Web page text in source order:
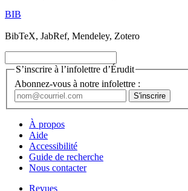
BIB
BibTeX, JabRef, Mendeley, Zotero
S’inscrire à l’infolettre d’Érudit
Abonnez-vous à notre infolettre :
À propos
Aide
Accessibilité
Guide de recherche
Nous contacter
Revues